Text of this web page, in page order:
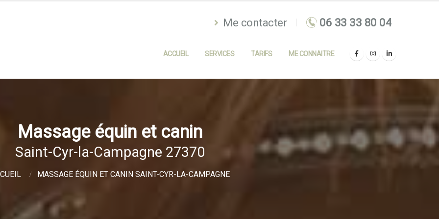
Me contacter
ACCUEIL SERVICES TARIFS ME CONNAITRE
Massage équin et canin
Saint-Cyr-la-Campagne 27370
MASSAGE ÉQUIN ET CANIN SAINT-CYR-LA-CAMPAGNE